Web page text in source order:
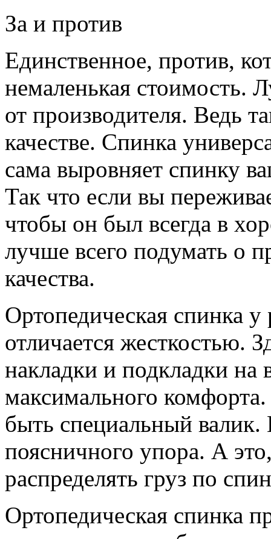
За и против
Единственное, против,
немаленькая стоимость.
от производителя. Ведь
качестве. Спинка
сама выровняет спинку
Так что если вы
чтобы он был всегда в
лучше всего подумать о
качества.
Ортопедическая спинка у
отличается жесткостью.
накладки и подкладки на
максимального
быть специальный
поясничного упора. А
распределять груз по
Ортопедическая спинка